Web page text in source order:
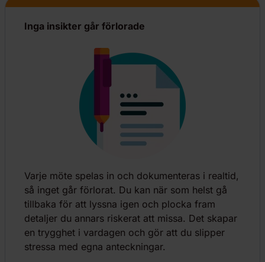
Inga insikter går förlorade
Varje möte spelas in och dokumenteras i realtid,
så inget går förlorat. Du kan när som helst gå
tillbaka för att lyssna igen och plocka fram
detaljer du annars riskerat att missa. Det skapar
en trygghet i vardagen och gör att du slipper
stressa med egna anteckningar.